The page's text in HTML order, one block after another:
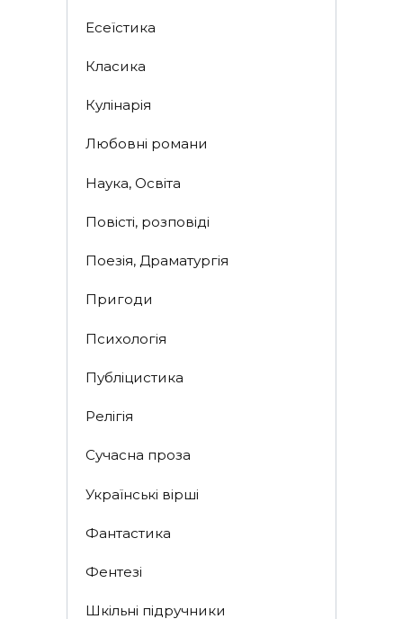
Есеїстика
Класика
Кулінарія
Любовні романи
Наука, Освіта
Повісті, розповіді
Поезія, Драматургія
Пригоди
Психологія
Публіцистика
Релігія
Сучасна проза
Українські вірші
Фантастика
Фентезі
Шкільні підручники